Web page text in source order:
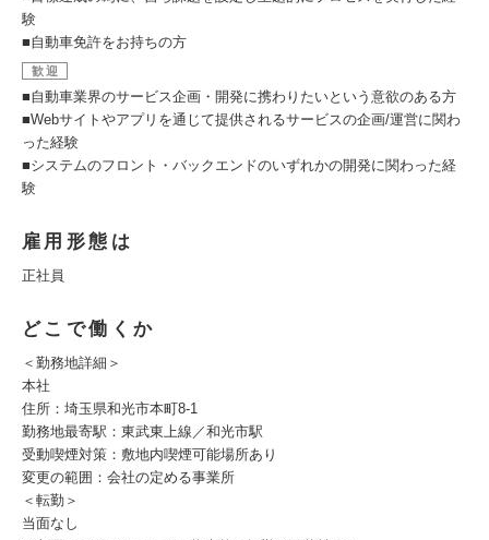
験
■自動車免許をお持ちの方
歓迎
■自動車業界のサービス企画・開発に携わりたいという意欲のある方
■Webサイトやアプリを通じて提供されるサービスの企画/運営に関わ
った経験
■システムのフロント・バックエンドのいずれかの開発に関わった経
験
雇用形態は
正社員
どこで働くか
＜勤務地詳細＞
本社
住所：埼玉県和光市本町8-1
勤務地最寄駅：東武東上線／和光市駅
受動喫煙対策：敷地内喫煙可能場所あり
変更の範囲：会社の定める事業所
＜転勤＞
当面なし